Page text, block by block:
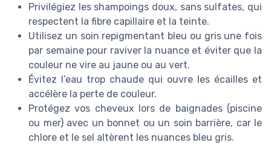
Privilégiez les shampoings doux, sans sulfates, qui
respectent la fibre capillaire et la teinte.
Utilisez un soin repigmentant bleu ou gris une fois
par semaine pour raviver la nuance et éviter que la
couleur ne vire au jaune ou au vert.
Évitez l’eau trop chaude qui ouvre les écailles et
accélère la perte de couleur.
Protégez vos cheveux lors de baignades (piscine
ou mer) avec un bonnet ou un soin barrière, car le
chlore et le sel altèrent les nuances bleu gris.